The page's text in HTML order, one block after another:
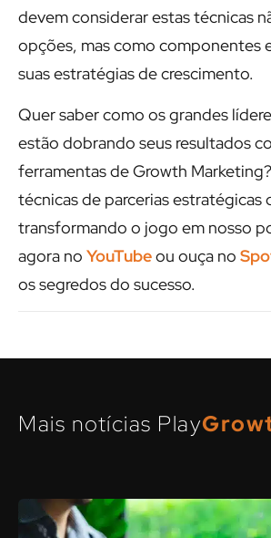
devem considerar estas técnicas
opções, mas como componentes
suas estratégias de crescimento.
Quer saber como os grandes
estão dobrando seus resultados
ferramentas de Growth
técnicas de parcerias estratégicas
transformando o jogo em nosso
agora no YouTubeou ouça no
os segredos do sucesso.
Mais notícias Play